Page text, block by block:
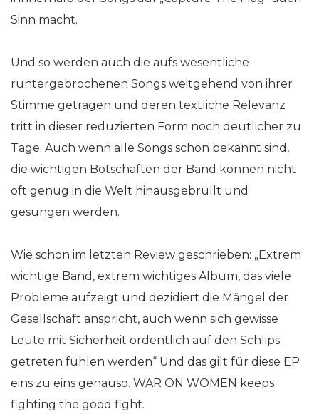
Sinn macht.
Und so werden auch die aufs wesentliche
runtergebrochenen Songs weitgehend von ihrer
Stimme getragen und deren textliche Relevanz
tritt in dieser reduzierten Form noch deutlicher zu
Tage. Auch wenn alle Songs schon bekannt sind,
die wichtigen Botschaften der Band können nicht
oft genug in die Welt hinausgebrüllt und
gesungen werden.
Wie schon im letzten Review geschrieben: „Extrem
wichtige Band, extrem wichtiges Album, das viele
Probleme aufzeigt und dezidiert die Mängel der
Gesellschaft anspricht, auch wenn sich gewisse
Leute mit Sicherheit ordentlich auf den Schlips
getreten fühlen werden“ Und das gilt für diese EP
eins zu eins genauso. WAR ON WOMEN keeps
fighting the good fight.